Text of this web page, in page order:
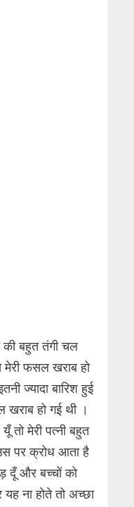
बहुत तंगी चल
मेरी फसल खराब हो
ज्यादा बारिश हुई
हो गई थी ।
तो मेरी पत्नी बहुत
पर क्रोध आता है
दूँ और बच्चों को
ना होते तो अच्छा